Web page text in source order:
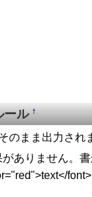
ール†
のまま出力され
ありません。